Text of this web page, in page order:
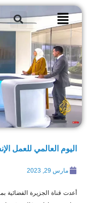
تخطي
المحتوى
اليوم العالمي للعمل
مارس 29, 2023
أعدت قناة الجزيرة الفضائية